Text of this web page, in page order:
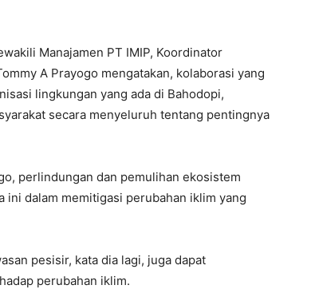
Manajamen PT IMIP, Koordinator
A Prayogo mengatakan, kolaborasi yang
lingkungan yang ada di Bahodopi,
secara menyeluruh tentang pentingnya
perlindungan dan pemulihan ekosistem
ini dalam memitigasi perubahan iklim yang
pesisir, kata dia lagi, juga dapat
perubahan iklim.